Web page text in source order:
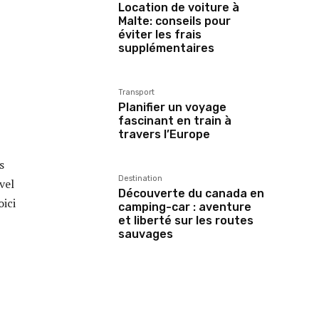
Location de voiture à
Malte: conseils pour
éviter les frais
supplémentaires
Transport
Planifier un voyage
fascinant en train à
travers l’Europe
Destination
Découverte du canada en
camping-car : aventure
et liberté sur les routes
sauvages